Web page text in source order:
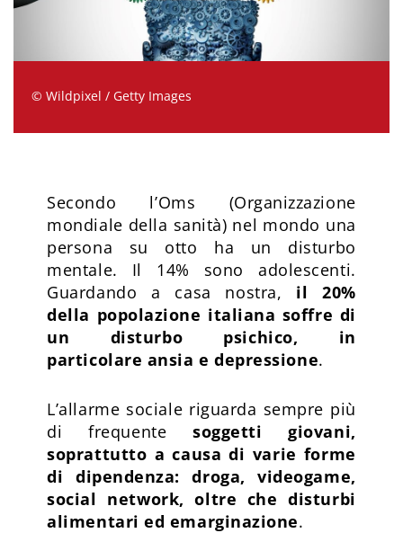
© Wildpixel / Getty Images
Secondo l’Oms (Organizzazione
mondiale della sanità) nel mondo una
persona su otto ha un disturbo
mentale. Il 14% sono adolescenti.
Guardando a casa nostra, il 20%
della popolazione italiana soffre di
un disturbo psichico, in
particolare ansia e depressione.
L’allarme sociale riguarda sempre più
di frequente soggetti giovani,
soprattutto a causa di varie forme
di dipendenza: droga, videogame,
social network, oltre che disturbi
alimentari ed emarginazione.